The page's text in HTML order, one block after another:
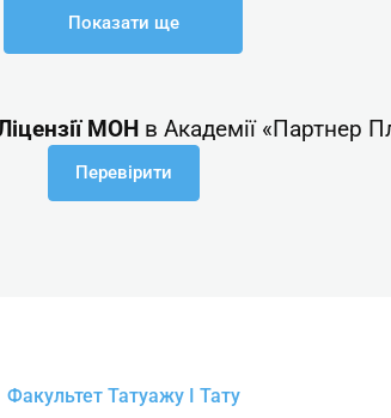
Показати ще
МОНв Академії «Партнер
Перевірити
Факультет Татуажу І Тату